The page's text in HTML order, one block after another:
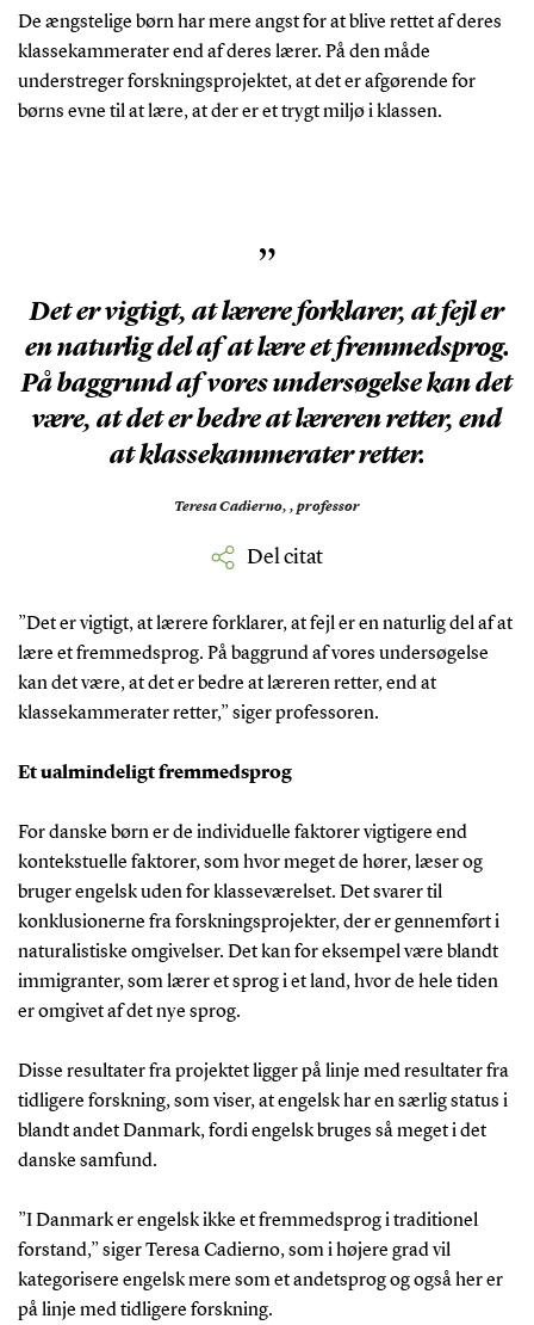
De ængstelige børn har mere angst for at blive rettet af deres
klassekammerater end af deres lærer. På den måde
understreger forskningsprojektet, at det er afgørende for
børns evne til at lære, at der er et trygt miljø i klassen.
”
Det er vigtigt, at lærere forklarer, at fejl er
en naturlig del af at lære et fremmedsprog.
På baggrund af vores undersøgelse kan det
være, at det er bedre at læreren retter, end
at klassekammerater retter.
Teresa Cadierno, , professor
Del citat
”Det er vigtigt, at lærere forklarer, at fejl er en naturlig del af at
lære et fremmedsprog. På baggrund af vores undersøgelse
kan det være, at det er bedre at læreren retter, end at
klassekammerater retter,” siger professoren.
Et ualmindeligt fremmedsprog
For danske børn er de individuelle faktorer vigtigere end
kontekstuelle faktorer, som hvor meget de hører, læser og
bruger engelsk uden for klasseværelset. Det svarer til
konklusionerne fra forskningsprojekter, der er gennemført i
naturalistiske omgivelser. Det kan for eksempel være blandt
immigranter, som lærer et sprog i et land, hvor de hele tiden
er omgivet af det nye sprog.
Disse resultater fra projektet ligger på linje med resultater fra
tidligere forskning, som viser, at engelsk har en særlig status i
blandt andet Danmark, fordi engelsk bruges så meget i det
danske samfund.
”I Danmark er engelsk ikke et fremmedsprog i traditionel
forstand,” siger Teresa Cadierno, som i højere grad vil
kategorisere engelsk mere som et andetsprog og også her er
på linje med tidligere forskning.